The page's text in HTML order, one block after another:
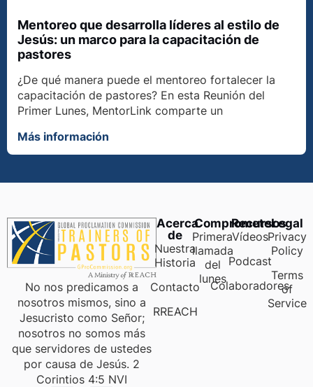
Mentoreo que desarrolla líderes al estilo de
Jesús: un marco para la capacitación de
pastores
¿De qué manera puede el mentoreo fortalecer la
capacitación de pastores? En esta Reunión del
Primer Lunes, MentorLink comparte un
Más información
No nos predicamos a
nosotros mismos, sino a
Jesucristo como Señor;
nosotros no somos más
que servidores de ustedes
por causa de Jesús. 2
Corintios 4:5 NVI
Acerca
de
Nuestra
Historia
Contacto
RREACH
Comprometer
Primera
llamada
del
lunes
Recursos
Vídeos
Podcast
Colaboradores
Legal
Privacy
Policy
Terms
of
Service